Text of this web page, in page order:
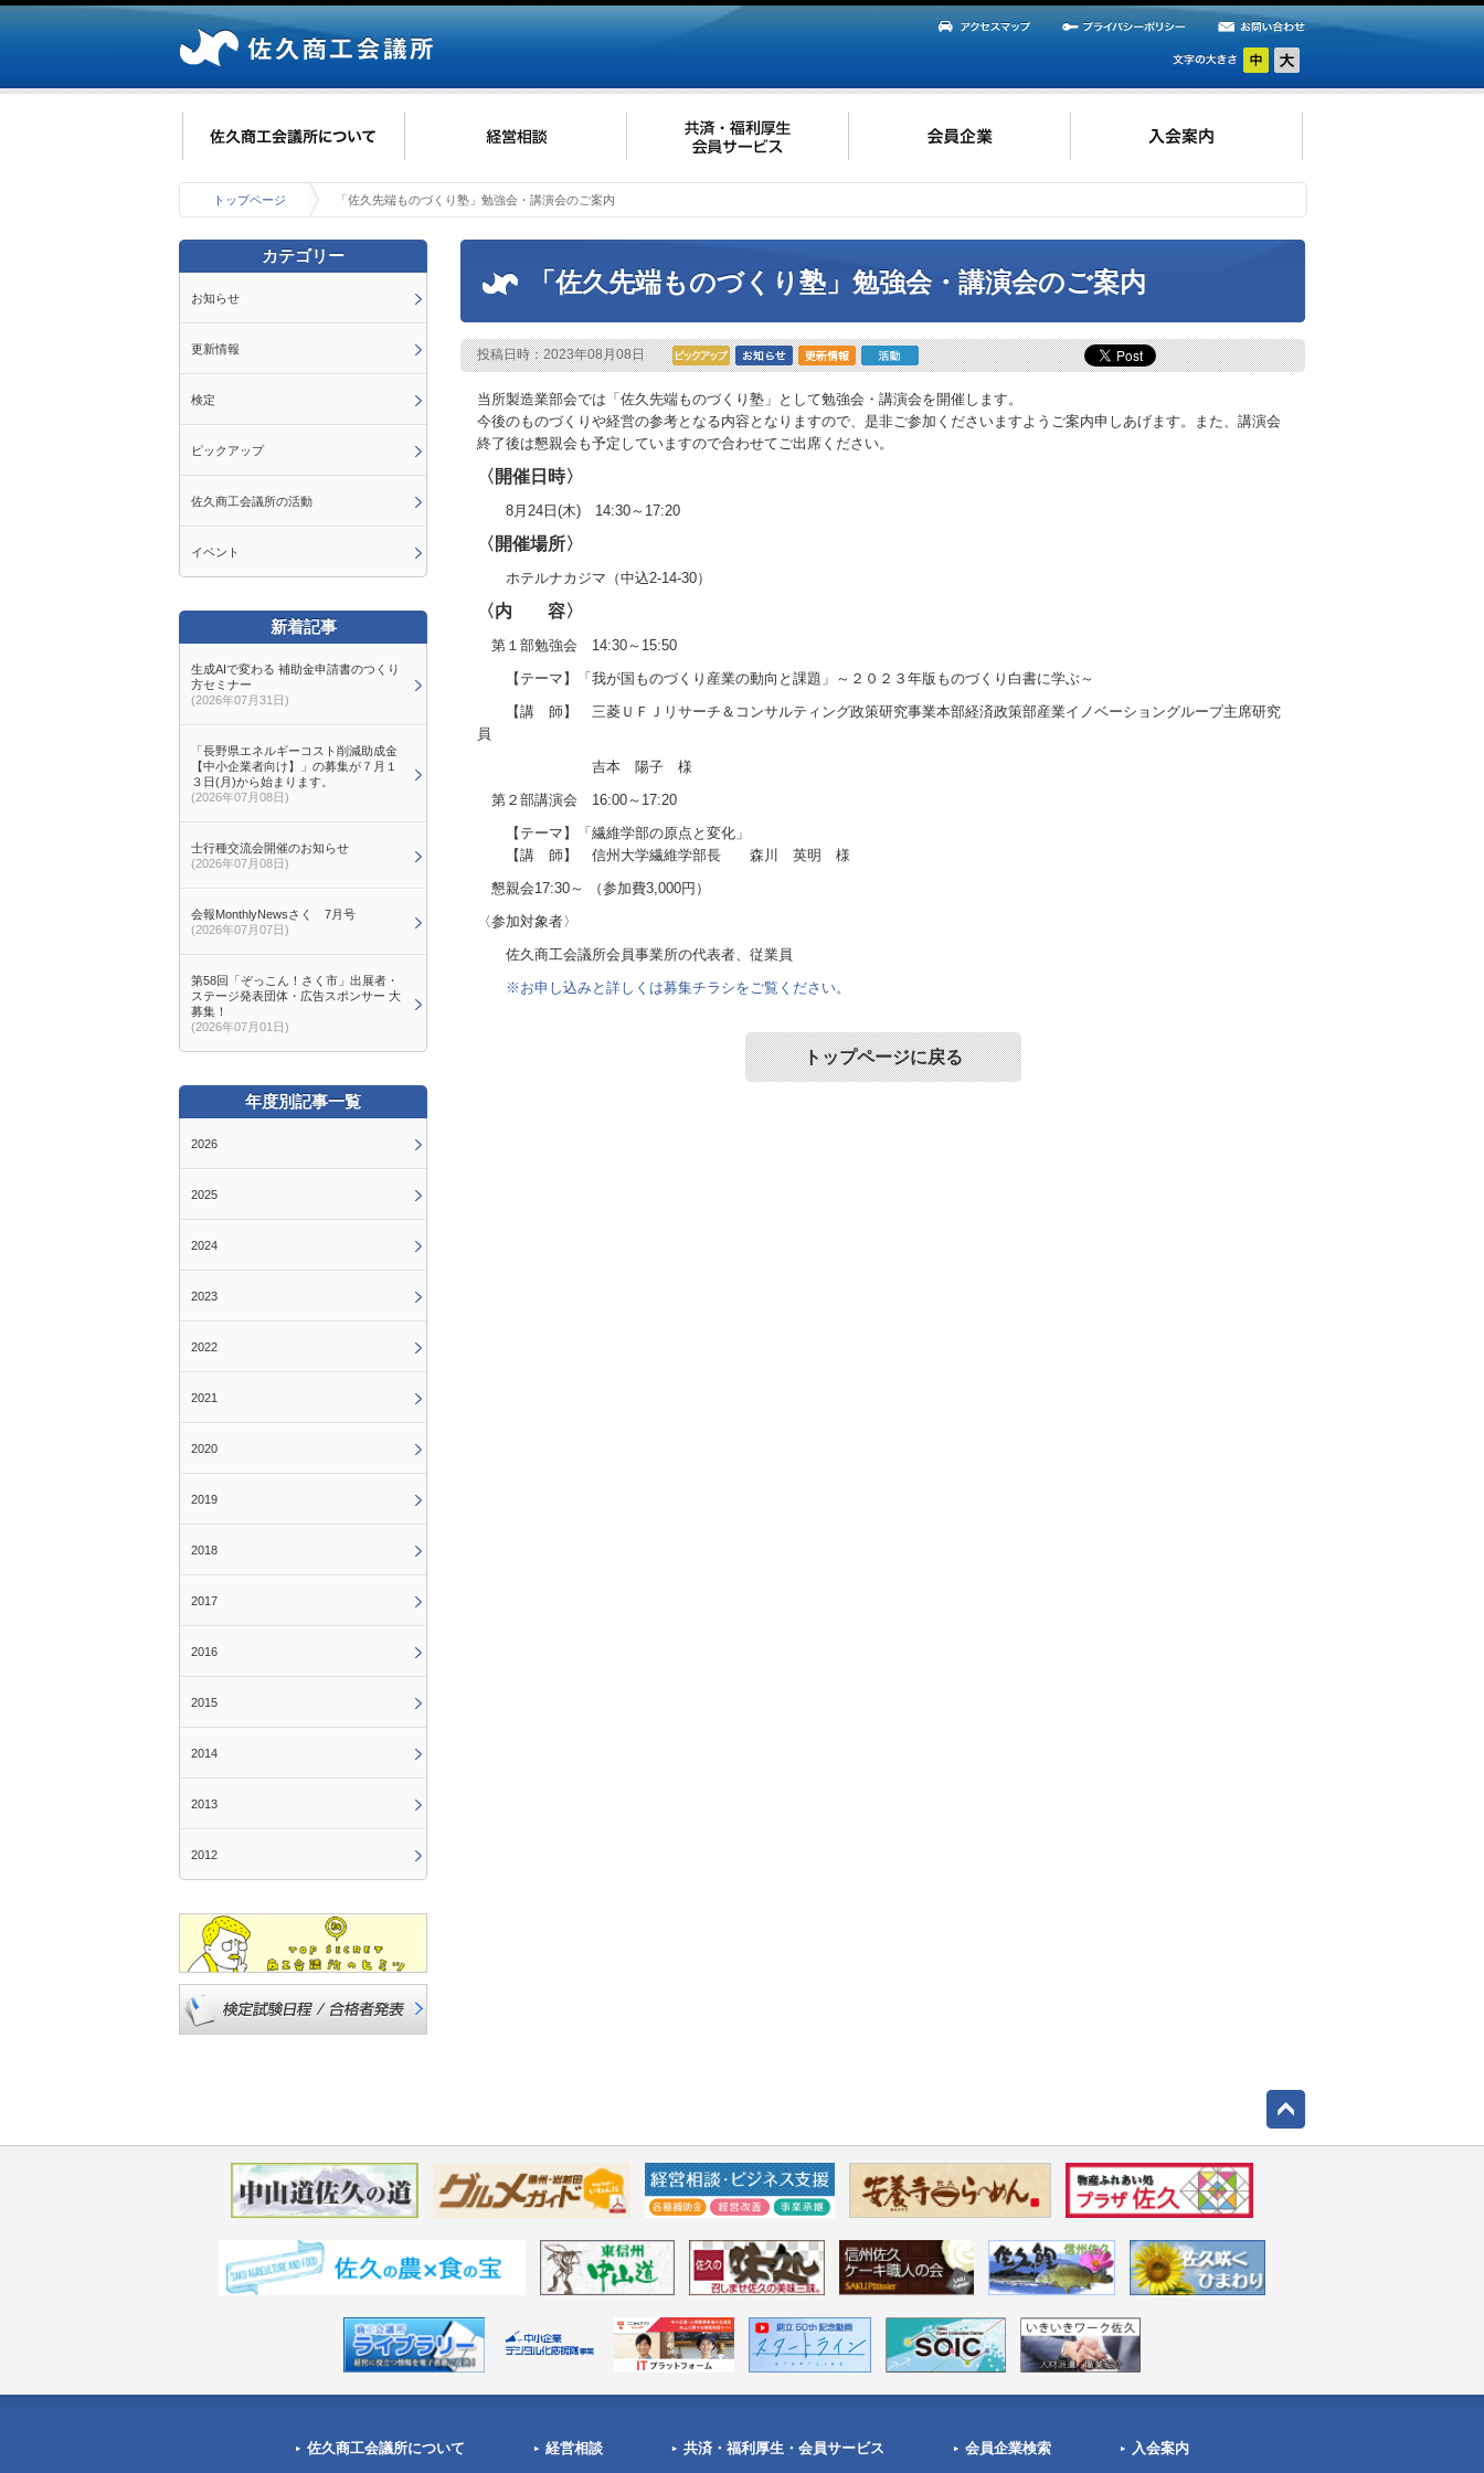
トップページ 「佐久先端ものづくり塾」勉強会・講演会のご案内
「佐久先端ものづくり塾」勉強会・講演会のご案内
投稿日時：2023年08月08日
当所製造業部会では「佐久先端ものづくり塾」として勉強会・講演会を開催します。
今後のものづくりや経営の参考となる内容となりますので、是非ご参加くださいますようご案内申しあげます。また、講演会
終了後は懇親会も予定していますので合わせてご出席ください。
〈開催日時〉
8月24日(木) 14:30～17:20
〈開催場所〉
ホテルナカジマ（中込2-14-30）
〈内 容〉
第１部勉強会 14:30～15:50
【テーマ】「我が国ものづくり産業の動向と課題」～２０２３年版ものづくり白書に学ぶ～
【講 師】 三菱ＵＦＪリサーチ＆コンサルティング政策研究事業本部経済政策部産業イノベーショングループ主席研究
員
吉本 陽子 様
第２部講演会 16:00～17:20
【テーマ】「繊維学部の原点と変化」
【講 師】 信州大学繊維学部長 森川 英明 様
懇親会17:30～ （参加費3,000円）
〈参加対象者〉
佐久商工会議所会員事業所の代表者、従業員
※お申し込みと詳しくは募集チラシをご覧ください。
トップページに戻る
カテゴリー
お知らせ
更新情報
検定
ピックアップ
佐久商工会議所の活動
イベント
新着記事
生成AIで変わる 補助金申請書のつくり
方セミナー
(2026年07月31日)
「長野県エネルギーコスト削減助成金
【中小企業者向け】」の募集が７月１
３日(月)から始まります。
(2026年07月08日)
士行種交流会開催のお知らせ
(2026年07月08日)
会報MonthlyNewsさく 7月号
(2026年07月07日)
第58回「ぞっこん！さく市」出展者・
ステージ発表団体・広告スポンサー 大
募集！
(2026年07月01日)
年度別記事一覧
2026
2025
2024
2023
2022
2021
2020
2019
2018
2017
2016
2015
2014
2013
2012
佐久商工会議所について 経営相談 共済・福利厚生・会員サービス 会員企業検索 入会案内